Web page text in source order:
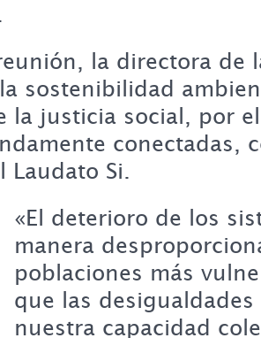
la directora de
sostenibilidad
la justicia social, por
conectadas,
Laudato Si.
«El deterioro de los
manera
poblaciones más
que las
nuestra capacidad